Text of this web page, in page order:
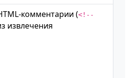
комментарии (<!--
извлечения